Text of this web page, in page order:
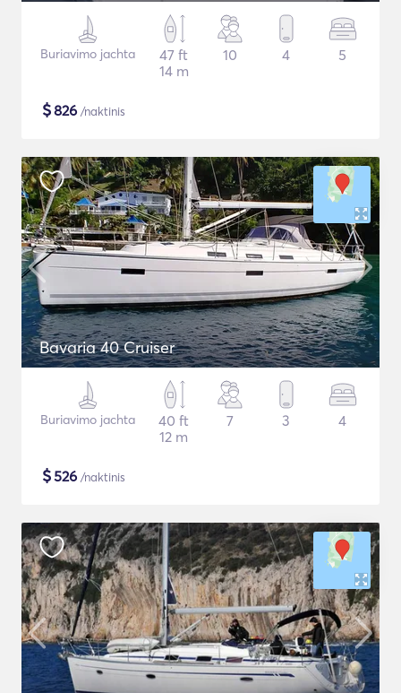
Buriavimo jachta
47 ft
14 m
10 4 5
$826 /naktinis
Bavaria 40 Cruiser
Buriavimo jachta
40 ft
12 m
7 3 4
$526 /naktinis